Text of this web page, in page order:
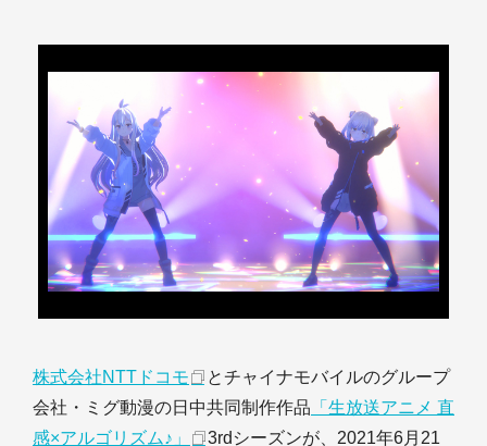
株式会社NTTドコモ
とチャイナモバイルのグループ
会社・ミグ動漫の日中共同制作作品 「生放送アニメ 直
感×アルゴリズム♪」
3rdシーズンが、2021年6月21